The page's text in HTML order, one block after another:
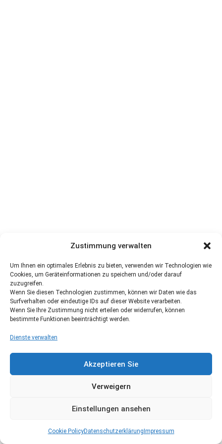
Zustimmung verwalten
Um Ihnen ein optimales Erlebnis zu bieten, verwenden wir Technologien wie
Cookies, um Geräteinformationen zu speichern und/oder darauf
zuzugreifen.
Wenn Sie diesen Technologien zustimmen, können wir Daten wie das
Surfverhalten oder eindeutige IDs auf dieser Website verarbeiten.
Wenn Sie Ihre Zustimmung nicht erteilen oder widerrufen, können
bestimmte Funktionen beeinträchtigt werden.
Dienste verwalten
Akzeptieren Sie
Verweigern
Einstellungen ansehen
Cookie PolicyDatenschutzerklärung Impressum